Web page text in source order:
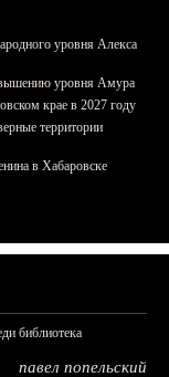
уровня Алекса
уровня Амура
крае в 2027 году
территории
в Хабаровске
библиотека
павел попельский